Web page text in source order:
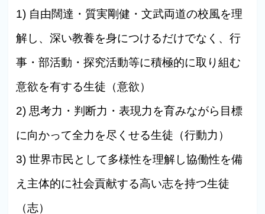
1) 自由闊達・質実剛健・文武両道の校風を理
解し、深い教養を身につけるだけでなく、行
事・部活動・探究活動等に積極的に取り組む
意欲を有する生徒（意欲）
2) 思考力・判断力・表現力を育みながら目標
に向かって全力を尽くせる生徒（行動力）
3) 世界市民として多様性を理解し協働性を備
え主体的に社会貢献する高い志を持つ生徒
（志）